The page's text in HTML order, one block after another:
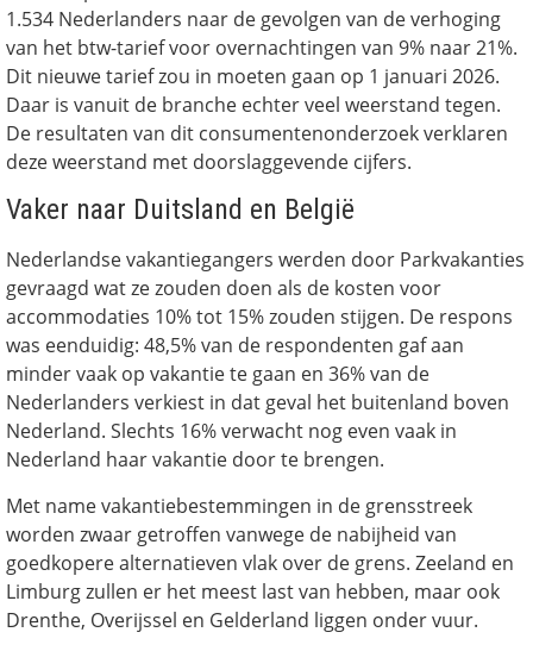
1.534 Nederlanders naar de gevolgen van de verhoging
van het btw-tarief voor overnachtingen van 9% naar 21%.
Dit nieuwe tarief zou in moeten gaan op 1 januari 2026.
Daar is vanuit de branche echter veel weerstand tegen.
De resultaten van dit consumentenonderzoek verklaren
deze weerstand met doorslaggevende cijfers.
Vaker naar Duitsland en België
Nederlandse vakantiegangers werden door Parkvakanties
gevraagd wat ze zouden doen als de kosten voor
accommodaties 10% tot 15% zouden stijgen. De respons
was eenduidig: 48,5% van de respondenten gaf aan
minder vaak op vakantie te gaan en 36% van de
Nederlanders verkiest in dat geval het buitenland boven
Nederland. Slechts 16% verwacht nog even vaak in
Nederland haar vakantie door te brengen.
Met name vakantiebestemmingen in de grensstreek
worden zwaar getroffen vanwege de nabijheid van
goedkopere alternatieven vlak over de grens. Zeeland en
Limburg zullen er het meest last van hebben, maar ook
Drenthe, Overijssel en Gelderland liggen onder vuur.